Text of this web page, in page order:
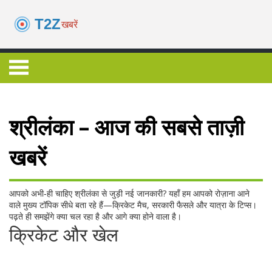
श्रीलंका – आज की सबसे ताज़ी
खबरें
आपको अभी‑ही चाहिए श्रीलंका से जुड़ी नई जानकारी? यहाँ हम आपको रोज़ाना आने
वाले मुख्य टॉपिक सीधे बता रहे हैं—क्रिकेट मैच, सरकारी फैसले और यात्रा के टिप्स।
पढ़ते ही समझेंगे क्या चल रहा है और आगे क्या होने वाला है।
क्रिकेट और खेल